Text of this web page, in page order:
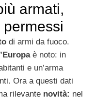
armati,
di armi da fuoco.
è noto: in
e un’arma
Ora a questi dati
rilevante novità: nel